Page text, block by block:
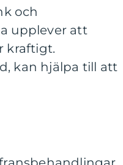
och
upplever att
kraftigt.
kan hjälpa till att